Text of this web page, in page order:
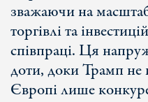
зважаючи на
торгівлі та
співпраці. Ця
доти, доки Трамп не
Європі лише